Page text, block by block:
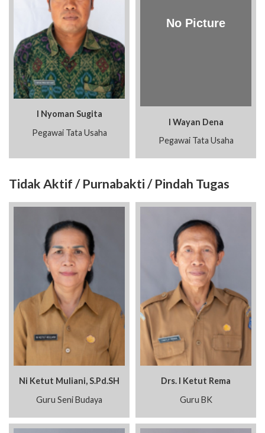
I Nyoman Sugita
Pegawai Tata Usaha
I Wayan Dena
Pegawai Tata Usaha
Tidak Aktif / Purnabakti / Pindah Tugas
Ni Ketut Muliani, S.Pd.SH
Guru Seni Budaya
Drs. I Ketut Rema
Guru BK